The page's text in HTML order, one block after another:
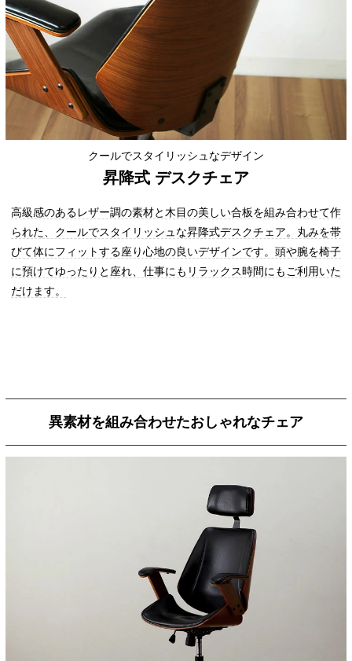
クールでスタイリッシュなデザイン
昇降式 デスクチェア
高級感のあるレザー調の素材と木目の美しい合板を組み合わせて作
られた、クールでスタイリッシュな昇降式デスクチェア。丸みを帯
びて体にフィットする座り心地の良いデザインです。頭や腕を椅子
に預けてゆったりと座れ、仕事にもリラックス時間にもご利用いた
だけます。
異素材を組み合わせたおしゃれなチェア